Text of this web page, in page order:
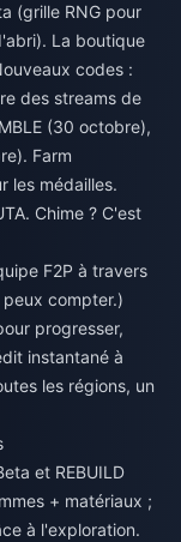
(grille RNG pour
La boutique
codes :
des streams de
(30 octobre),
Farm
les médailles.
Chime ? C'est
F2P à travers
compter.)
progresser,
instantané à
les régions, un
et REBUILD
+ matériaux ;
à l'exploration.